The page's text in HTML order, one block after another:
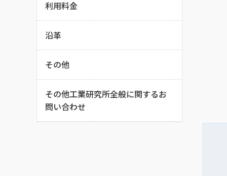
利用料金
沿革
その他
その他工業研究所全般に関するお
問い合わせ